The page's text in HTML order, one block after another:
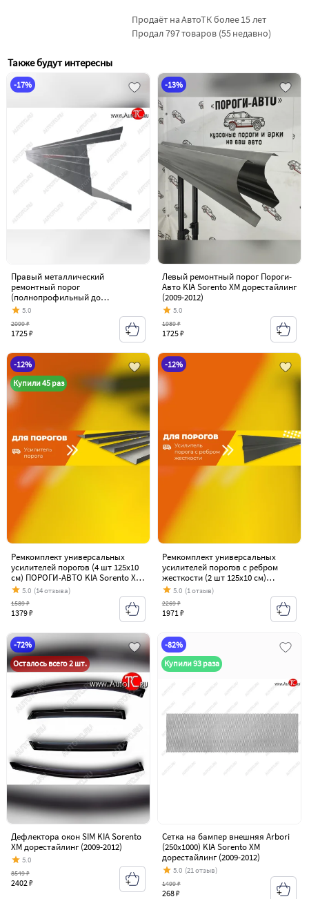
Продаёт на АвтоТК более 15 лет
Продал 797 товаров (55 недавно)
Также будут интересны
-17%
Правый металлический
ремонтный порог
(полнопрофильный до
уплотнителя) VSEPOROGI KIA
Sorento XM дорестайлинг (2009-
2012)
5.0
1725 ₽
2099 ₽
-13%
Левый ремонтный порог Пороги-
Авто KIA Sorento XM дорестайлинг
(2009-2012)
5.0
1725 ₽
1989 ₽
-12%
Купили 45 раз
Ремкомплект универсальных
усилителей порогов (4 шт 125х10
см) ПОРОГИ-АВТО KIA Sorento XM
дорестайлинг (2009-2012)
5.0 (14 отзыва)
1379 ₽
1589 ₽
-12%
Ремкомплект универсальных
усилителей порогов с ребром
жесткости (2 шт 125х10 см)
ПОРОГИ-АВТО KIA Sorento XM
дорестайлинг (2009-2012)
5.0 (1 отзыв)
1971 ₽
2269 ₽
-72%
Осталось всего 2 шт.
Дефлектора окон SIM KIA Sorento
XM дорестайлинг (2009-2012)
5.0
2402 ₽
8549 ₽
-82%
Купили 93 раза
Сетка на бампер внешняя Arbori
(250х1000) KIA Sorento XM
дорестайлинг (2009-2012)
5.0 (21 отзыв)
268 ₽
1499 ₽